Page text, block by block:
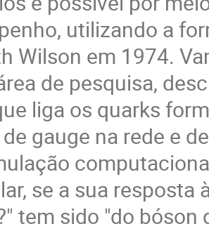
utilizando a
Wilson em 1974.
de pesquisa,
liga os quarks
gauge na rede e de
se a sua resposta
tem sido "do bóson